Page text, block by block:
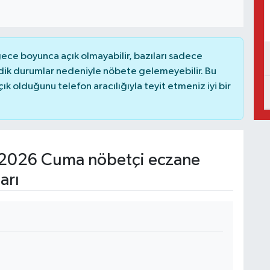
boyunca açık olmayabilir, bazıları sadece
durumlar nedeniyle nöbete gelemeyebilir. Bu
olduğunu telefon aracılığıyla teyit etmeniz iyi bir
Cuma nöbetçi eczane